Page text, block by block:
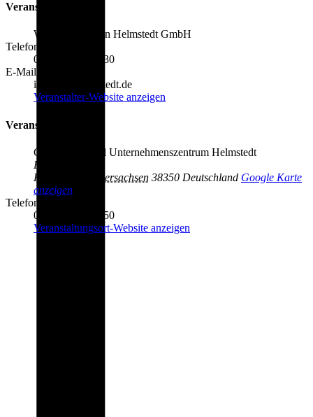
Veranstalter
Wirtschaftsregion Helmstedt GmbH
Telefon:
05351 523 534 30
E-Mail:
info@wr-helmstedt.de
Veranstalter-Website anzeigen
Veranstaltungsort
Gründungs- und Unternehmenszentrum Helmstedt
Poststr. 2
Helmstedt
Niedersachsen 38350 Deutschland Google Karte
anzeigen
Telefon:
05351 523 534 50
Veranstaltungsort-Website anzeigen